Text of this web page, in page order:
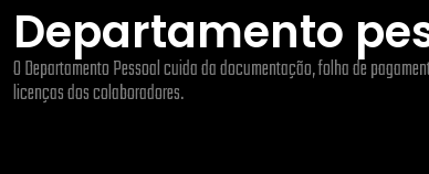
Departamento
O Departamento Pessoal cuida da documentação, folha de
licenças dos colaboradores.